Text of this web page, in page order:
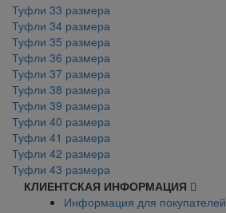
Туфли 33 размера
Туфли 34 размера
Туфли 35 размера
Туфли 36 размера
Туфли 37 размера
Туфли 38 размера
Туфли 39 размера
Туфли 40 размера
Туфли 41 размера
Туфли 42 размера
Туфли 43 размера
КЛИЕНТСКАЯ ИНФОРМАЦИЯ
Информация для покупателей